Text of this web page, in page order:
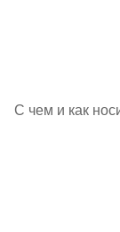
С чем и как